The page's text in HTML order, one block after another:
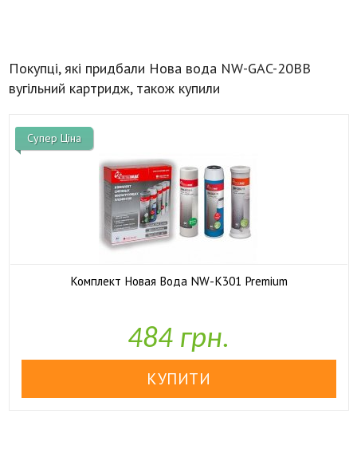
Покупці, які придбали Нова вода NW-GAC-20BB
вугільний картридж, також купили
Супер Ціна
Комплект Новая Вода NW-K301 Premium
484 грн.